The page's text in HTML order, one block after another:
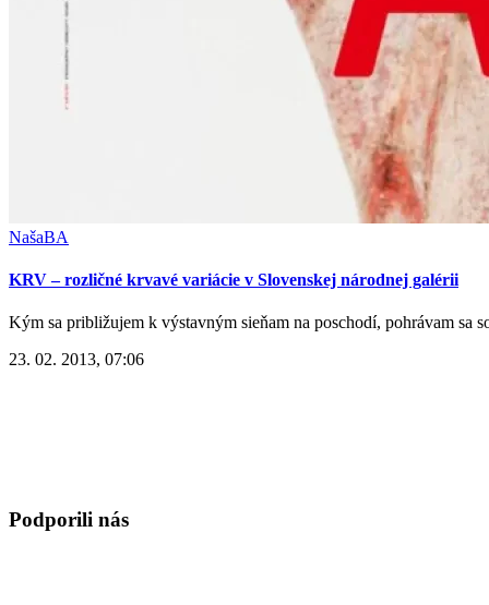
NašaBA
KRV – rozličné krvavé variácie v Slovenskej národnej galérii
Kým sa približujem k výstavným sieňam na poschodí, pohrávam sa
23. 02. 2013, 07:06
Podporili nás